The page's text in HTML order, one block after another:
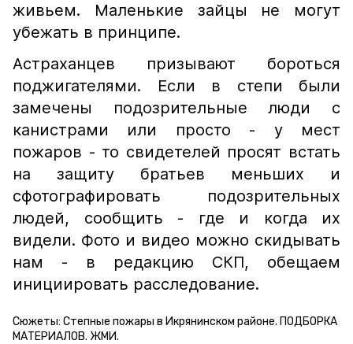
живьем. Маленькие зайцы не могут
убежать в принципе.
Астраханцев призывают бороться
поджигателями. Если в степи были
замечены подозрительные люди с
канистрами или просто - у мест
пожаров - то свидетелей просят встать
на защиту братьев меньших и
сфотографировать подозрительных
людей, сообщить - где и когда их
видели. Фото и видео можно скидывать
нам - в редакцию СКП, обещаем
инициировать расследование.
Сюжеты: Степные пожары в Икрянинском районе. ПОДБОРКА
МАТЕРИАЛОВ. ЖМИ.